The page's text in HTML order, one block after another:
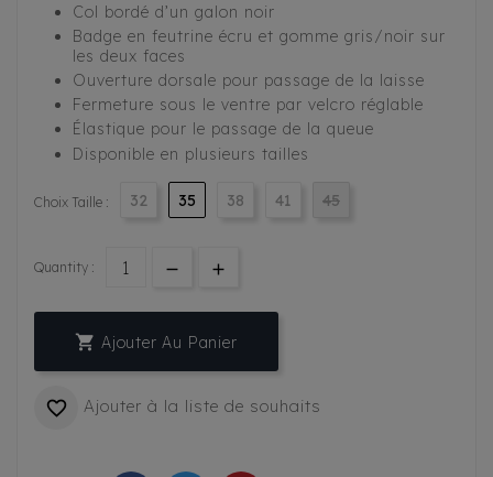
Col bordé d’un galon noir
Badge en feutrine écru et gomme gris/noir sur
les deux faces
Ouverture dorsale pour passage de la laisse
Fermeture sous le ventre par velcro réglable
Élastique pour le passage de la queue
Disponible en plusieurs tailles
Choix Taille : 32 35 38 41 45
Quantity :
 Ajouter Au Panier
 Ajouter à la liste de souhaits